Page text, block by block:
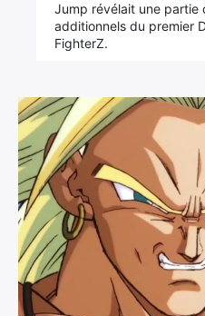
Jump révélait une partie
additionnels du premier
FighterZ.